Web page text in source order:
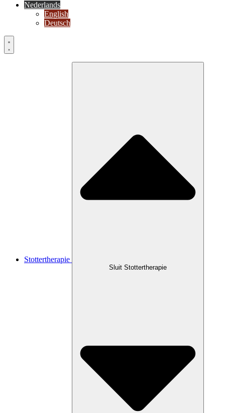
Nederlands
English
Deutsch
Stottertherapie
Sluit Stottertherapie